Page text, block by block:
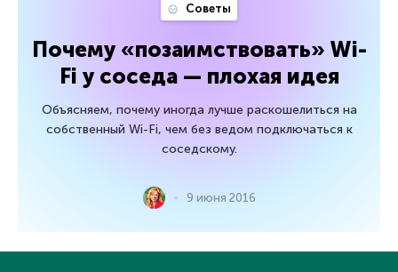
Советы
Почему «позаимствовать» Wi-
Fi у соседа — плохая идея
Объясняем, почему иногда лучше раскошелиться на
собственный Wi-Fi, чем без ведом подключаться к
соседскому.
9 июня 2016